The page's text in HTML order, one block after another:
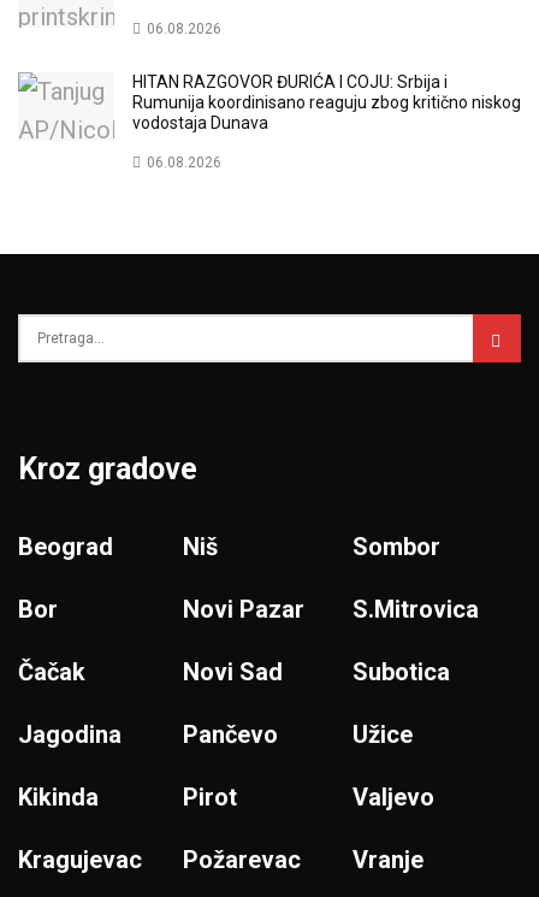
06.08.2026
HITAN RAZGOVOR ĐURIĆA I COJU: Srbija i
Rumunija koordinisano reaguju zbog kritično niskog
vodostaja Dunava
06.08.2026
Kroz gradove
Beograd
Bor
Čačak
Jagodina
Kikinda
Kragujevac
Niš
Novi Pazar
Novi Sad
Pančevo
Pirot
Požarevac
Sombor
S.Mitrovica
Subotica
Užice
Valjevo
Vranje